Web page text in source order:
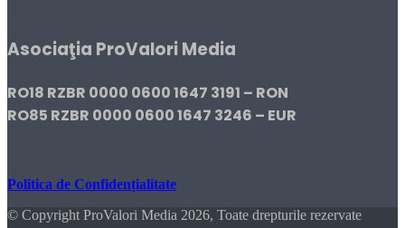
Asociaţia ProValori Media
RO18 RZBR 0000 0600 1647 3191 – RON
RO85 RZBR 0000 0600 1647 3246 – EUR
Politica de Confidențialitate
© Copyright ProValori Media 2026, Toate drepturile rezervate